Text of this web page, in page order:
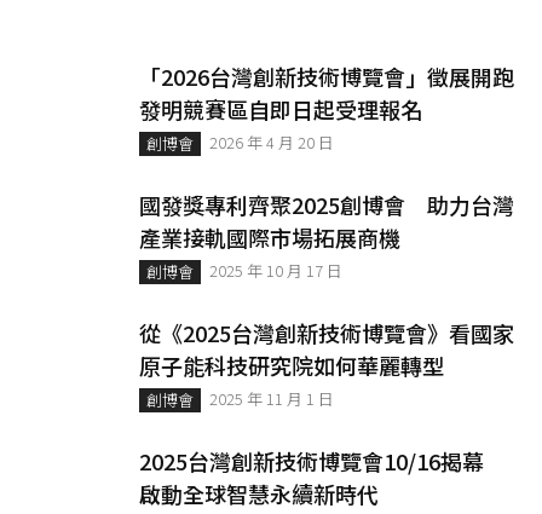
「2026台灣創新技術博覽會」徵展開跑
發明競賽區自即日起受理報名
創博會 2026 年 4 月 20 日
國發獎專利齊聚2025創博會 助力台灣
產業接軌國際市場拓展商機
創博會 2025 年 10 月 17 日
從《2025台灣創新技術博覽會》看國家
原子能科技研究院如何華麗轉型
創博會 2025 年 11 月 1 日
2025台灣創新技術博覽會10/16揭幕
啟動全球智慧永續新時代